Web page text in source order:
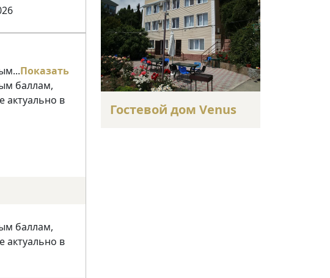
Показать
баллам,
актуально в
баллам,
актуально в
Гостевой дом Venus